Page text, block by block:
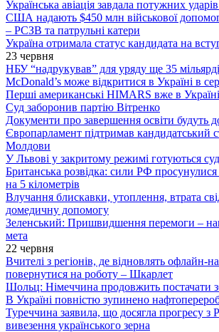
Українська авіація завдала потужних
США надають $450 млн військової
– РСЗВ та патрульні катери
Україна отримала статус кандидата на
23 червня
НБУ “надрукував” для уряду ще 35
McDonald’s може відкритися в Україні в
Перші американські HIMARS вже в Україні
Суд заборонив партію Вітренко
Документи про завершення освіти будуть
Європарламент підтримав кандидатський
Молдови
У Львові у закритому режимі готуються
Британська розвідка: сили РФ
на 5 кілометрів
Влучання блискавки, утоплення, втрата
домедичну допомогу
Зеленський: Пришвидшення перемоги –
мета
22 червня
Вчителі з регіонів, де відновлять офлайн-
повернутися на роботу – Шкарлет
Шольц: Німеччина продовжить постачати
В Україні повністю зупинено
Туреччина заявила, що досягла прогресу з
вивезення українського зерна